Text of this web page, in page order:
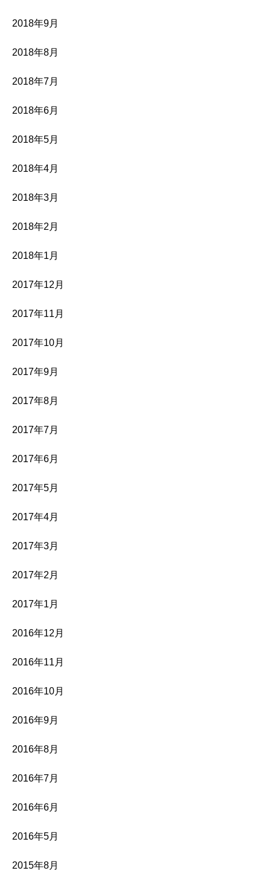
2018年9月
2018年8月
2018年7月
2018年6月
2018年5月
2018年4月
2018年3月
2018年2月
2018年1月
2017年12月
2017年11月
2017年10月
2017年9月
2017年8月
2017年7月
2017年6月
2017年5月
2017年4月
2017年3月
2017年2月
2017年1月
2016年12月
2016年11月
2016年10月
2016年9月
2016年8月
2016年7月
2016年6月
2016年5月
2015年8月